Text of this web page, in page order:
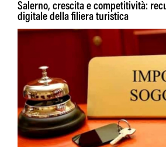
Salerno, crescita e competitività:
digitale della filiera turistica